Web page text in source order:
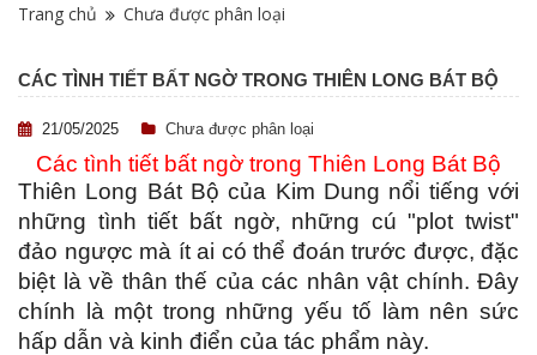
Trang chủ Chưa được phân loại
CÁC TÌNH TIẾT BẤT NGỜ TRONG THIÊN LONG BÁT BỘ
21/05/2025 Chưa được phân loại
Các tình tiết bất ngờ trong Thiên Long Bát Bộ
Thiên Long Bát Bộ của Kim Dung nổi tiếng với
những tình tiết bất ngờ, những cú "plot twist"
đảo ngược mà ít ai có thể đoán trước được, đặc
biệt là về thân thế của các nhân vật chính. Đây
chính là một trong những yếu tố làm nên sức
hấp dẫn và kinh điển của tác phẩm này.